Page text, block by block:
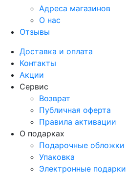
Адреса магазинов
О нас
Отзывы
Доставка и оплата
Контакты
Акции
Сервис
Возврат
Публичная оферта
Правила активации
О подарках
Подарочные обложки
Упаковка
Электронные подарки